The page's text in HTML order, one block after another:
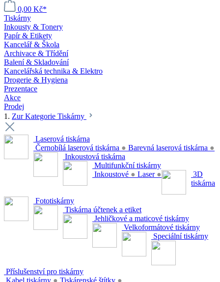
0,00 Kč*
Tiskárny
Inkousty & Tonery
Papír & Etikety
Kancelář & Škola
Archivace & Třídění
Balení & Skladování
Kancelářská technika & Elektro
Drogerie & Hygiena
Prezentace
Akce
Prodej
1. Zur Kategorie Tiskárny
Laserová tiskárna
Černobílá laserová tiskárna ● Barevná laserová tiskárna ●
Inkoustová tiskárna
Multifunkční tiskárny
Inkoustové ● Laser ●
3D
tiskárna
Fototiskárny
Tiskárna účtenek a etiket
Jehličkové a maticové tiskárny
Velkoformátové tiskárny
Speciální tiskárny
Příslušenství pro tiskárny
Kabel tiskárny ● Tiskárenské štítky ●